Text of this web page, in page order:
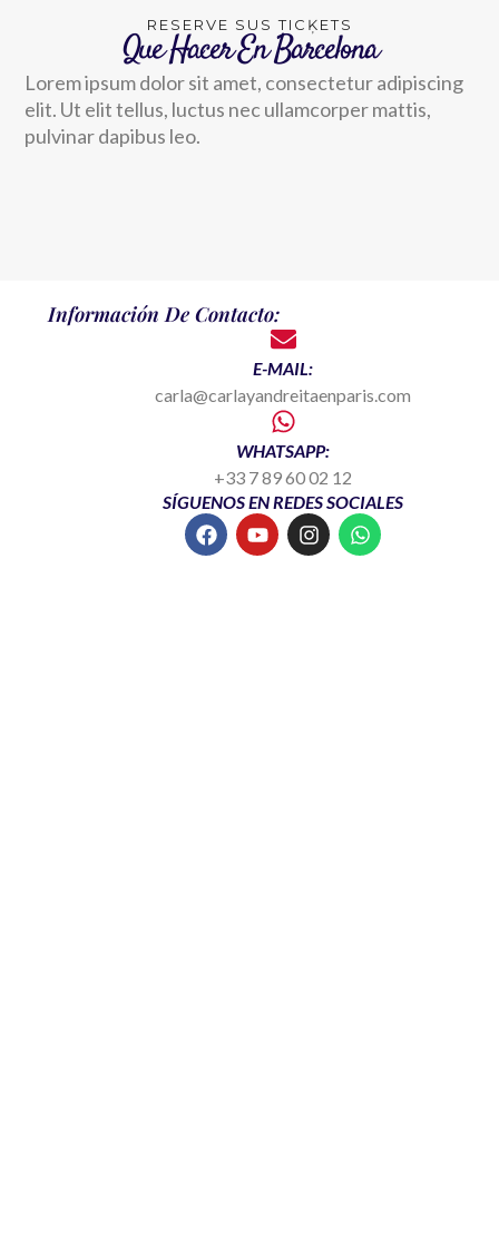
RESERVE SUS TICĶETS
Que Hacer En Barcelona
Lorem ipsum dolor sit amet, consectetur adipiscing
elit. Ut elit tellus, luctus nec ullamcorper mattis,
pulvinar dapibus leo.
Información De Contacto:
E-MAIL:
carla@carlayandreitaenparis.com
WHATSAPP:
+33 7 89 60 02 12
SÍGUENOS EN REDES SOCIALES
F
a
Y
o
I
n
W
h